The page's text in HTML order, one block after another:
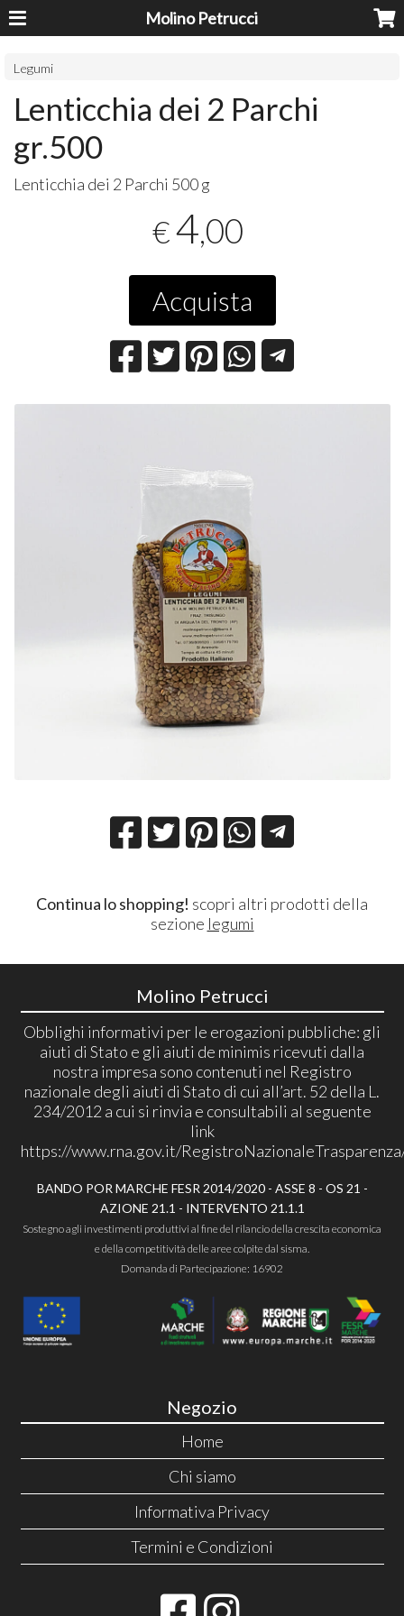
Molino Petrucci
Legumi
Lenticchia dei 2 Parchi
gr.500
Lenticchia dei 2 Parchi 500 g
€4,00
Acquista
Continua lo shopping! scopri altri prodotti della
sezione legumi
Molino Petrucci
Obblighi informativi per le erogazioni pubbliche: gli
aiuti di Stato e gli aiuti de minimis ricevuti dalla
nostra impresa sono contenuti nel Registro
nazionale degli aiuti di Stato di cui all’art. 52 della L.
234/2012 a cui si rinvia e consultabili al seguente
link
https://www.rna.gov.it/
BANDO POR MARCHE FESR 2014/2020 - ASSE 8 - OS 21 -
AZIONE 21.1 - INTERVENTO 21.1.1
Sostegno agli investimenti produttivi al fine del rilancio della crescita economica
e della competitività delle aree colpite dal sisma.
Domanda di Partecipazione: 16902
Negozio
Home
Chi siamo
Informativa Privacy
Termini e Condizioni